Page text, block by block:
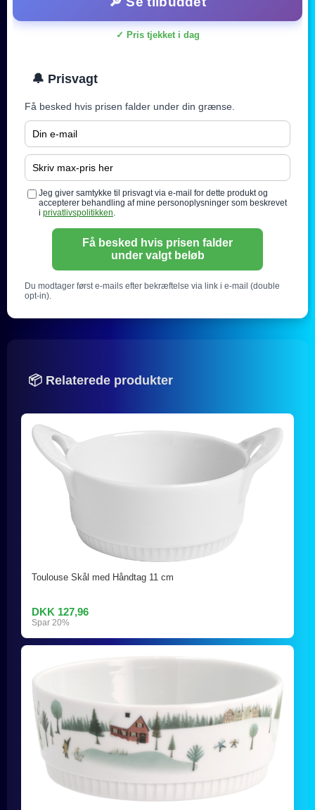
✓ Pris tjekket i dag
🔔 Prisvagt
Få besked hvis prisen falder under din grænse.
Jeg giver samtykke til prisvagt via e-mail for dette produkt og
accepterer behandling af mine personoplysninger som beskrevet
i privatlivspolitikken.
Få besked hvis prisen falder
under valgt beløb
Du modtager først e-mails efter bekræftelse via link i e-mail (double
opt-in).
📦 Relaterede produkter
Toulouse Skål med Håndtag 11 cm
DKK 127,96
Spar 20%